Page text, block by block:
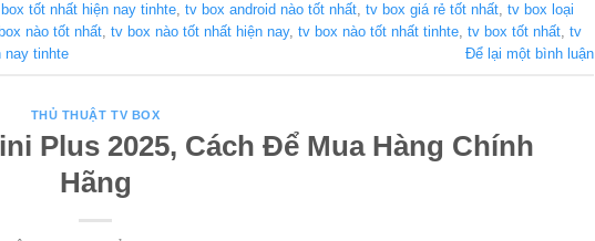
tốt nhất hiện nay tinhte, tv box android nào tốt nhất, tv box giá rẻ tốt nhất, tv box loại
nào tốt nhất, tv box nào tốt nhất hiện nay, tv box nào tốt nhất tinhte, tv box tốt nhất, tv
nay tinhte Để lại một bình luận
THỦ THUẬT TV BOX
Plus 2025, Cách Để Mua Hàng Chính
Hãng